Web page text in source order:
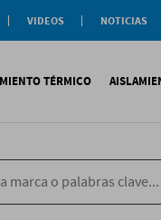
VIDEOS
NOTICIAS
TÉRMICO
Texfon